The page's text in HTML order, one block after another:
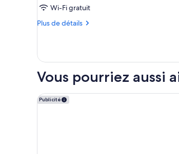
Wi-Fi gratuit
Plus de détails
Plus
le
de
Chambre
Vous pourriez aussi
Publicité
Hyatt Regency Barcelona Tower